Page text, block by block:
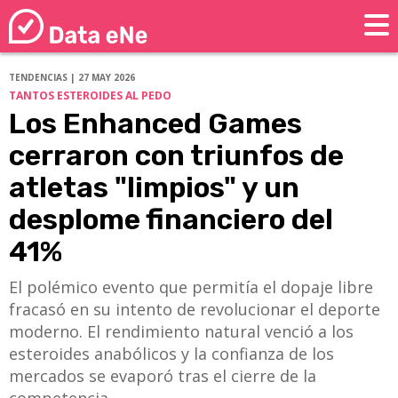
TENDENCIAS | 27 MAY 2026
TANTOS ESTEROIDES AL PEDO
Los Enhanced Games
cerraron con triunfos de
atletas "limpios" y un
desplome financiero del
41%
El polémico evento que permitía el dopaje libre
fracasó en su intento de revolucionar el deporte
moderno. El rendimiento natural venció a los
esteroides anabólicos y la confianza de los
mercados se evaporó tras el cierre de la